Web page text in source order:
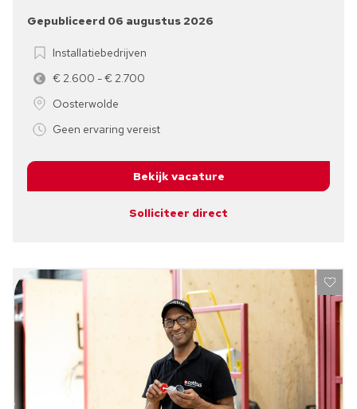
Gepubliceerd 06 augustus 2026
Installatiebedrijven
€ 2.600 - € 2.700
Oosterwolde
Geen ervaring vereist
Solliciteer direct
Bekijk vacature